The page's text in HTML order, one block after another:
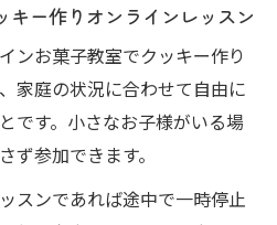
キー作りオンラインレッスン
ンお菓子教室でクッキー作り
家庭の状況に合わせて自由に
です。小さなお子様がいる場
ず参加できます。
スンであれば途中で一時停止